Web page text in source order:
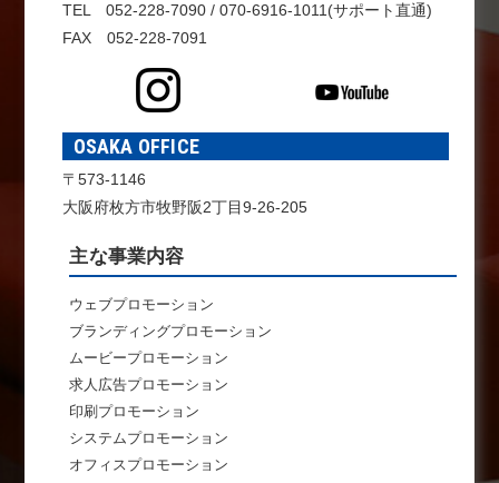
TEL 052-228-7090 / 070-6916-1011(サポート直通)
FAX 052-228-7091
OSAKA OFFICE
〒573-1146
大阪府枚方市牧野阪2丁目9-26-205
主な事業内容
ウェブプロモーション
ブランディングプロモーション
ムービープロモーション
求人広告プロモーション
印刷プロモーション
システムプロモーション
オフィスプロモーション